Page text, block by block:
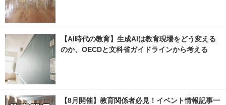
【AI時代の教育】生成AIは教育現場をどう変える
のか、OECDと文科省ガイドラインから考える
【8月開催】教育関係者必見！イベント情報記事一